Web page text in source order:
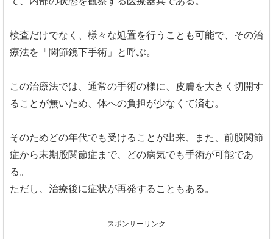
検査だけでなく、様々な処置を行うことも可能で、その治
療法を「関節鏡下手術」と呼ぶ。
この治療法では、通常の手術の様に、皮膚を大きく切開す
ることが無いため、体への負担が少なくて済む。
そのためどの年代でも受けることが出来、また、前股関節
症から末期股関節症まで、どの病気でも手術が可能であ
る。
ただし、治療後に症状が再発することもある。
スポンサーリンク